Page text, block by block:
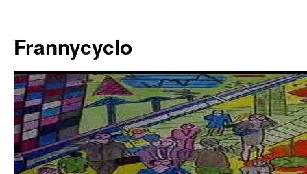
contenu
Frannycyclo